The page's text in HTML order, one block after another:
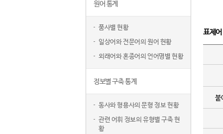
원어 통계
품사별 현황
일상어와 전문어의 원어 현황
외래어와 혼종어의 언어명별 현황
정보별 구축 통계
동사와 형용사의 문형 정보 현황
관련 어휘 정보의 유형별 구축 현
황
표제
붙